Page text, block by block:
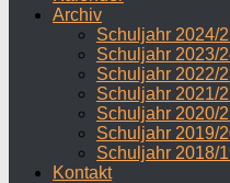
Archiv
Schuljahr 2024/
Schuljahr 2023/
Schuljahr 2022/
Schuljahr 2021/
Schuljahr 2020/
Schuljahr 2019/
Schuljahr 2018/
Kontakt